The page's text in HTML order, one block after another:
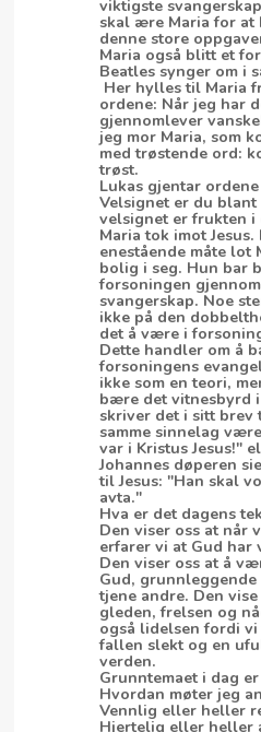
viktigste
skal ære Maria for at
denne store
Maria også blitt et
Beatles synger om i
Her hylles til Maria
ordene: Når jeg har
gjennomlever
jeg mor Maria, som
med trøstende ord:
trøst.
Lukas gjentar
Velsignet er du
velsignet er frukten i
Maria tok imot Jesus.
enestående måte lot
bolig i seg. Hun bar
forsoningen
svangerskap. Noe
ikke på den
det å være i
Dette handler om å
forsoningens
ikke som en teori,
bære det vitnesbyrd i
skriver det i sitt brev
samme sinnelag
var i Kristus Jesus!"
Johannes døperen
til Jesus: "Han skal
avta."
Hva er det dagens
Den viser oss at når
erfarer vi at Gud har
Den viser oss at å
Gud,
tjene andre. Den
gleden, frelsen og
også lidelsen fordi
fallen slekt og en
verden.
Grunntemaet i dag
Hvordan møter jeg
Vennlig eller heller
Hjertelig eller heller